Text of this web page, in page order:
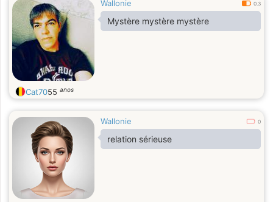
Wallonie 0.3
Mystère mystère mystère
Cat7055 anos
Wallonie 0
relation sérieuse